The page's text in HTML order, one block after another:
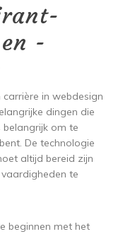
-
in webdesign
dingen die
belangrijk om te
De technologie
altijd bereid zijn
te
beginnen met het